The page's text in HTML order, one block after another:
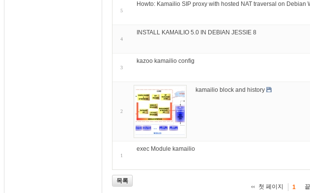
5
Howto: Kamailio SIP proxy with hosted NAT traversal on Debian
4
INSTALL KAMAILIO 5.0 IN DEBIAN JESSIE 8
3
kazoo kamailio config
2
kamailio block and history
1
exec Module kamailio
목록
첫 페이지
1